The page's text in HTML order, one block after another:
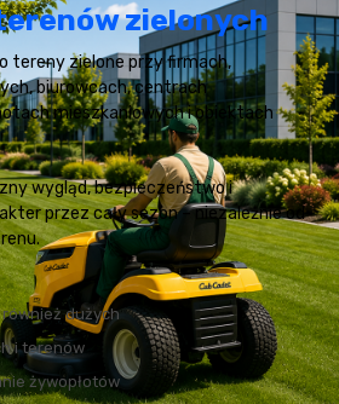
zielonych
tereny zielone przy firmach,
biurowcach, centrach
mieszkaniowych i obiektach
wygląd, bezpieczeństwo i
przez cały sezon – niezależnie od
dużych
i terenów
żywopłotów